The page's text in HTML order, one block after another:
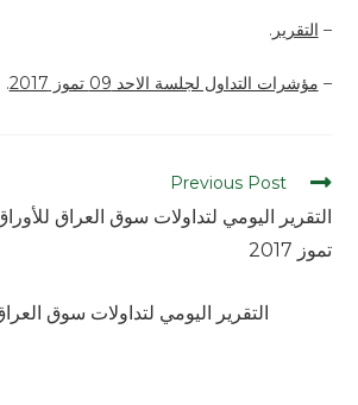
– التقرير .
– مؤشرات التداول لجلسة الاحد 09 تموز 2017 .
Previous Post
تموز 2017